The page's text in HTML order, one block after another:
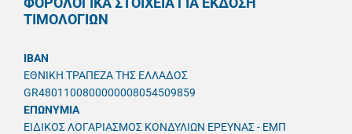
ΤΙΜΟΛΟΓΙΩΝ
IBAN
ΕΘΝΙΚΗ ΤΡΑΠΕΖΑ ΤΗΣ ΕΛΛΑΔΟΣ
GR4801100800000008054509859
ΕΠΩΝΥΜΙΑ
ΕΙΔΙΚΟΣ ΛΟΓΑΡΙΑΣΜΟΣ ΚΟΝΔΥΛΙΩΝ ΕΡΕΥΝΑΣ - ΕΜΠ